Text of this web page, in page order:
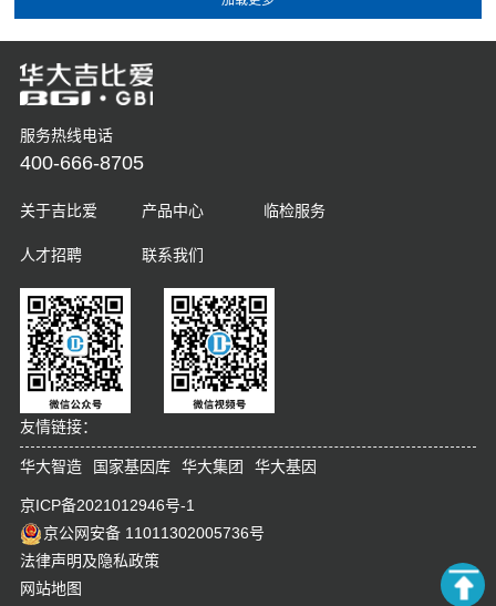
服务热线电话
400-666-8705
关于吉比爱 产品中心 临检服务
人才招聘 联系我们
友情链接：
华大智造 国家基因库 华大集团 华大基因
京ICP备2021012946号-1
京公网安备 11011302005736号
法律声明及隐私政策
网站地图